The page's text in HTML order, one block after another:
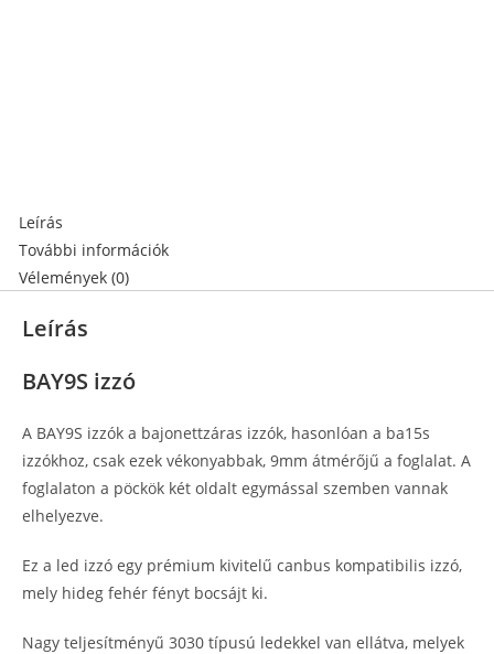
Leírás
További információk
Vélemények (0)
Leírás
BAY9S izzó
A BAY9S izzók a bajonettzáras izzók, hasonlóan a ba15s
izzókhoz, csak ezek vékonyabbak, 9mm átmérőjű a foglalat. A
foglalaton a pöckök két oldalt egymással szemben vannak
elhelyezve.
Ez a led izzó egy prémium kivitelű canbus kompatibilis izzó,
mely hideg fehér fényt bocsájt ki.
Nagy teljesítményű 3030 típusú ledekkel van ellátva, melyek